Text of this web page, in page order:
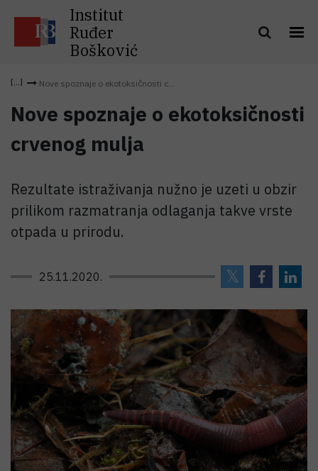
Institut
Ruđer
Bošković
Nove spoznaje o ekotoksičnosti c...
Nove spoznaje o ekotoksičnosti
crvenog mulja
Rezultate istraživanja nužno je uzeti u obzir
prilikom razmatranja odlaganja takve vrste
otpada u prirodu.
25.11.2020.